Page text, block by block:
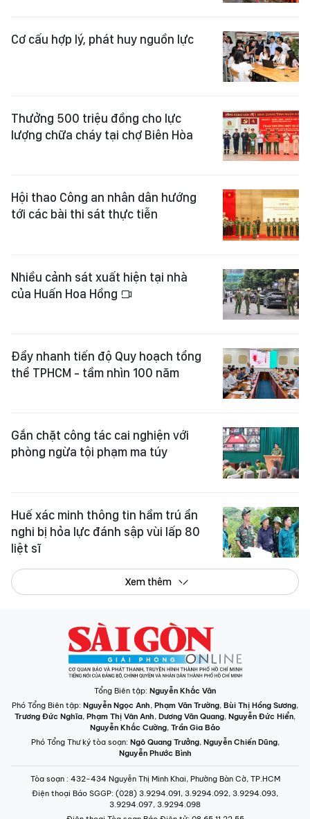
Cơ cấu hợp lý, phát huy nguồn lực
Thưởng 500 triệu đồng cho lực
lượng chữa cháy tại chợ Biên Hòa
Hội thao Công an nhân dân hướng
tới các bài thi sát thực tiễn
Nhiều cảnh sát xuất hiện tại nhà
của Huấn Hoa Hồng
Đẩy nhanh tiến độ Quy hoạch tổng
thể TPHCM - tầm nhìn 100 năm
Gắn chặt công tác cai nghiện với
phòng ngừa tội phạm ma túy
Huế xác minh thông tin hầm trú ẩn
nghi bị hỏa lực đánh sập vùi lấp 80
liệt sĩ
Xem thêm
Tổng Biên tập: Nguyễn Khắc Văn
Phó Tổng Biên tập: Nguyễn Ngọc Anh, Phạm Văn Trường, Bùi Thị Hồng Sương,
Trương Đức Nghĩa, Phạm Thị Vân Anh, Dương Văn Quang, Nguyễn Đức Hiển,
Nguyễn Khắc Cường, Trần Gia Bảo
Phó Tổng Thư ký tòa soạn: Ngô Quang Trưởng, Nguyễn Chiến Dũng,
Nguyễn Phước Bình
Tòa soạn : 432-434 Nguyễn Thị Minh Khai, Phường Bàn Cờ, TP.HCM
Điện thoại Báo SGGP: (028) 3.9294.091, 3.9294.092, 3.9294.093,
3.9294.097, 3.9294.098